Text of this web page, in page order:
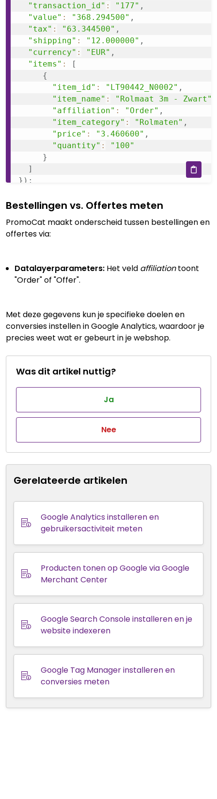
"transaction_id" : "177" ,
"value" : "368.294500" ,
"tax" : "63.344500" ,
"shipping" : "12.000000" ,
"currency" : "EUR" ,
"items" :
[
{
"item_id" : "LT90442_N0002" ,
"item_name" : "Rolmaat 3m - Zwart"
"affiliation" : "Order" ,
"item_category" : "Rolmaten" ,
"price" : "3.460600" ,
"quantity" :
"100"
}
]
} ) ;
Bestellingen vs. Offertes meten
PromoCat maakt onderscheid tussen bestellingen en
offertes via:
Datalayerparameters: Het veld affiliationtoont
"Order" of "Offer".
Met deze gegevens kun je specifieke doelen en
conversies instellen in Google Analytics, waardoor je
precies weet wat er gebeurt in je webshop.
Was dit artikel nuttig?
Nee
Ja
Gerelateerde artikelen
Google Analytics installeren en
gebruikersactiviteit meten
Producten tonen op Google via Google
Merchant Center
Google Search Console installeren en je
website indexeren
Google Tag Manager installeren en
conversies meten